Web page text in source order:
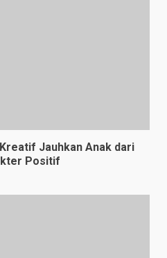
Jauhkan Anak dari
Positif